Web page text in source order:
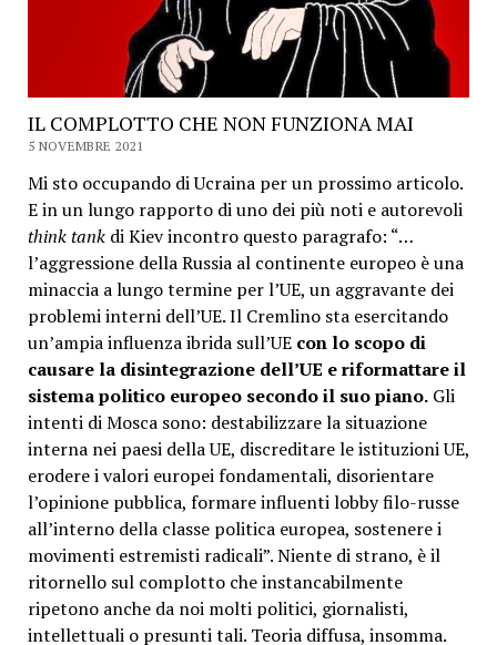
IL COMPLOTTO CHE NON FUNZIONA MAI
5 NOVEMBRE 2021
Mi sto occupando di Ucraina per un prossimo articolo.
E in un lungo rapporto di uno dei più noti e autorevoli
think tankdi Kiev incontro questo paragrafo: “…
l’aggressione della Russia al continente europeo è una
minaccia a lungo termine per l’UE, un aggravante dei
problemi interni dell’UE. Il Cremlino sta esercitando
un’ampia influenza ibrida sull’UE con lo scopo di
causare la disintegrazione dell’UE e riformattare il
sistema politico europeo secondo il suo piano.Gli
intenti di Mosca sono: destabilizzare la situazione
interna nei paesi della UE, discreditare le istituzioni UE,
erodere i valori europei fondamentali, disorientare
l’opinione pubblica, formare influenti lobby filo-russe
all’interno della classe politica europea, sostenere i
movimenti estremisti radicali”. Niente di strano, è il
ritornello sul complotto che instancabilmente
ripetono anche da noi molti politici, giornalisti,
intellettuali o presunti tali. Teoria diffusa, insomma.